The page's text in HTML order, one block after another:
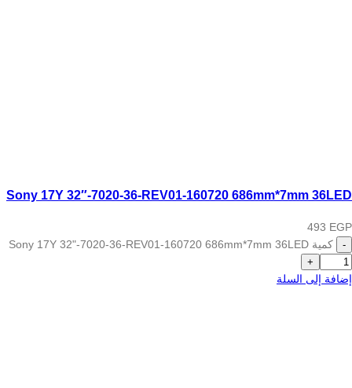
Sony 17Y 32″-7020-36-REV01-160720 686mm*7mm 36LED
493 EGP
كمية Sony 17Y 32"-7020-36-REV01-160720 686mm*7mm 36LED
إضافة إلى السلة